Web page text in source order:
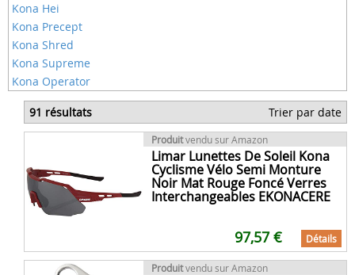
Kona Hei
Kona Precept
Kona Shred
Kona Supreme
Kona Operator
91 résultats Trier par date
Produitvendu sur Amazon
Limar Lunettes De Soleil Kona
Cyclisme Vélo Semi Monture
Noir Mat Rouge Foncé Verres
Interchangeables EKONACERE
97,57 € Détails
Produitvendu sur Amazon